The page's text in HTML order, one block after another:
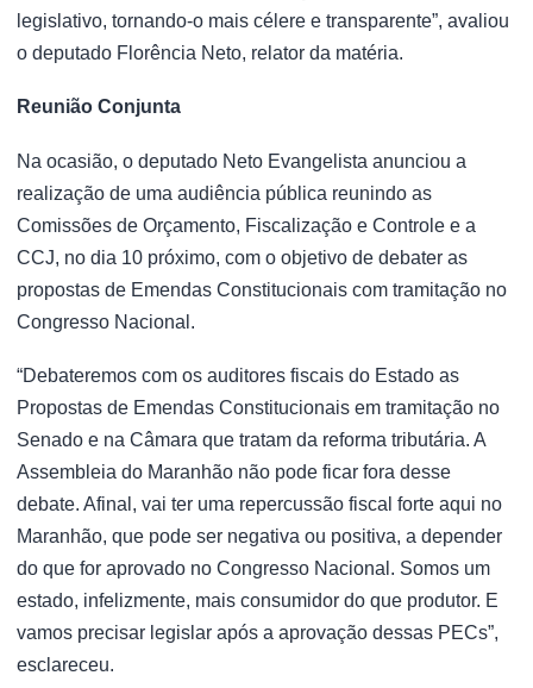
legislativo, tornando-o mais célere e transparente”, avaliou
o deputado Florência Neto, relator da matéria.
Reunião Conjunta
Na ocasião, o deputado Neto Evangelista anunciou a
realização de uma audiência pública reunindo as
Comissões de Orçamento, Fiscalização e Controle e a
CCJ, no dia 10 próximo, com o objetivo de debater as
propostas de Emendas Constitucionais com tramitação no
Congresso Nacional.
“Debateremos com os auditores fiscais do Estado as
Propostas de Emendas Constitucionais em tramitação no
Senado e na Câmara que tratam da reforma tributária. A
Assembleia do Maranhão não pode ficar fora desse
debate. Afinal, vai ter uma repercussão fiscal forte aqui no
Maranhão, que pode ser negativa ou positiva, a depender
do que for aprovado no Congresso Nacional. Somos um
estado, infelizmente, mais consumidor do que produtor. E
vamos precisar legislar após a aprovação dessas PECs”,
esclareceu.